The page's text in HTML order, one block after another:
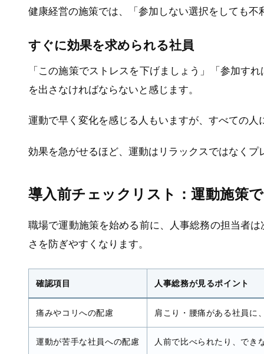
健康経営の施策では、「参加しない選択をしても
すぐに効果を求められる社員
「この施策でストレスを下げましょう」「参加す
を出さなければならないと感じます。
運動で早く変化を感じる人もいますが、すべての
効果を急がせるほど、運動はリラックスではなくプ
導入前チェックリスト：運動施策
職場で運動施策を始める前に、人事総務の担当者
さを防ぎやすくなります。
確認項目 人事総務が見るポイント
痛みやコリへの配慮 肩こり・腰痛がある社員に
運動が苦手な社員への配慮 人前で比べられたり、でき